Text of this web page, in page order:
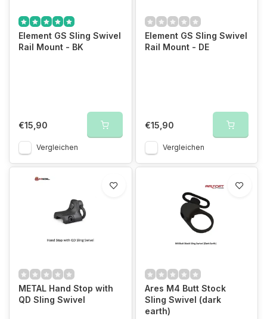
Element GS Sling Swivel
Rail Mount - BK
€15,90
Vergleichen
Element GS Sling Swivel
Rail Mount - DE
€15,90
Vergleichen
METAL Hand Stop with
QD Sling Swivel
Ares M4 Butt Stock
Sling Swivel (dark
earth)